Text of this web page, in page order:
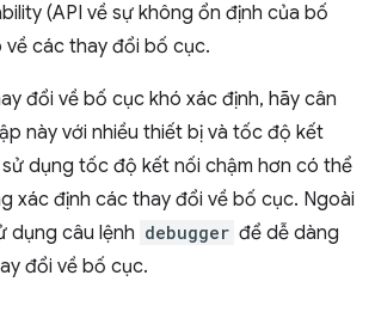
(API về sự không ổn định của bố
các thay đổi bố cục.
đổi về bố cục khó xác định, hãy cân
này với nhiều thiết bị và tốc độ kết
dụng tốc độ kết nối chậm hơn có thể
xác định các thay đổi về bố cục. Ngoài
dụng câu lệnh debugger để dễ dàng
đổi về bố cục.